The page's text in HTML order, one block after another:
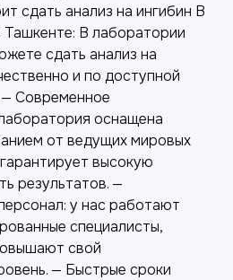
сдать анализ на ингибин B
В лаборатории
сдать анализ на
и по доступной
Современное
оснащена
от ведущих мировых
высокую
результатов. —
у нас работают
специалисты,
свой
— Быстрые сроки
услуги